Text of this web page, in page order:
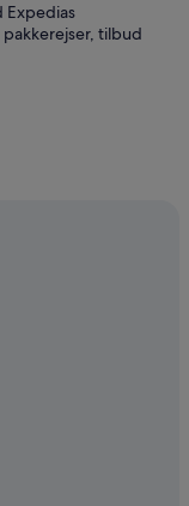
Expedias
tilbud